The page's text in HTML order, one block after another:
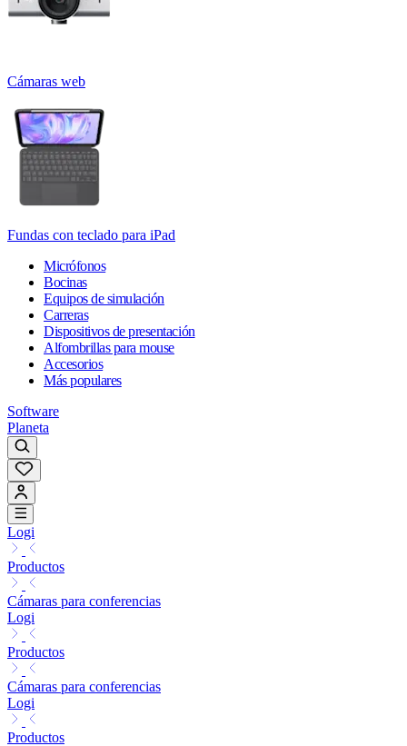
Cámaras web
Fundas con teclado para iPad
Micrófonos
Bocinas
Equipos de simulación
Carreras
Dispositivos de presentación
Alfombrillas para mouse
Accesorios
Más populares
Software
Planeta
Logi
Productos
Cámaras para conferencias
Logi
Productos
Cámaras para conferencias
Logi
Productos